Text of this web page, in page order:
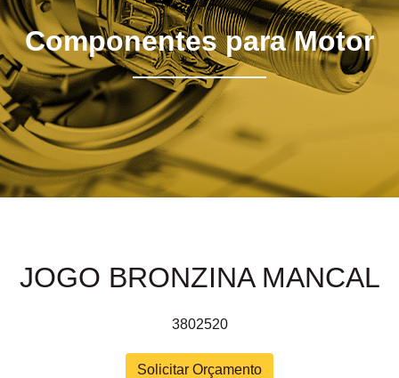
Componentes para Motor
JOGO BRONZINA MANCAL
3802520
Solicitar Orçamento